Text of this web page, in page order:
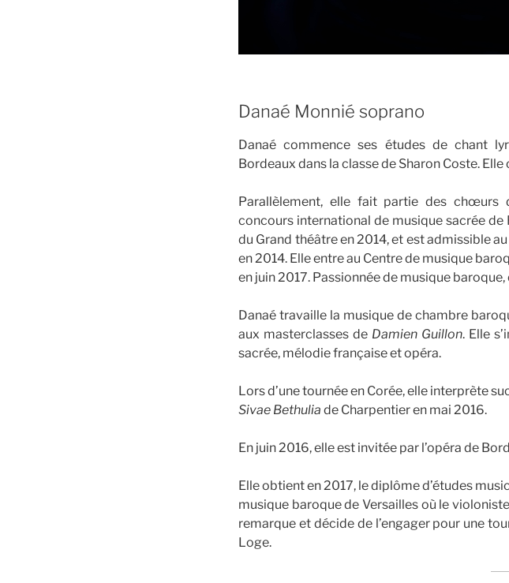
Danaé Monnié soprano
Danaé commence ses études de chant
Bordeaux dans la classe de Sharon Coste.
Parallèlement, elle fait partie des chœurs
concours international de musique sacrée
du Grand théâtre en 2014, et est admissible
en 2014. Elle entre au Centre de musique
en juin 2017. Passionnée de musique
Danaé travaille la musique de chambre
aux masterclasses de Damien Guillon. Elle
sacrée, mélodie française et opéra.
Lors d’une tournée en Corée, elle interprète
Sivae Bethulia de Charpentier en mai 2016.
En juin 2016, elle est invitée par l’opéra de
Elle obtient en 2017, le diplôme d’études
musique baroque de Versailles où le
remarque et décide de l’engager pour une
Loge.